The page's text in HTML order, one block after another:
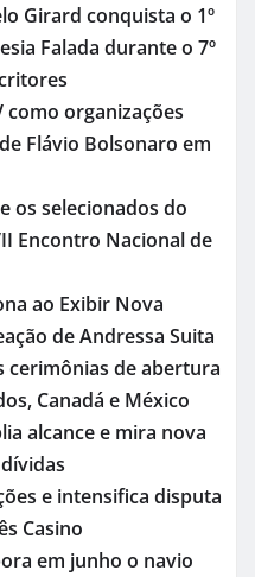
Girard conquista o 1º
Falada durante o 7º
como organizações
Flávio Bolsonaro em
os selecionados do
Encontro Nacional de
ao Exibir Nova
de Andressa Suita
cerimônias de abertura
Canadá e México
alcance e mira nova
e intensifica disputa
Casino
em junho o navio